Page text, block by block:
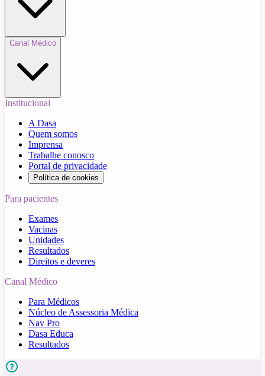
Canal Médico
Institucional
A Dasa
Quem somos
Imprensa
Trabalhe conosco
Portal de privacidade
Política de cookies
Para pacientes
Exames
Vacinas
Unidades
Resultados
Direitos e deveres
Canal Médico
Para Médicos
Núcleo de Assessoria Médica
Nav Pro
Dasa Educa
Resultados